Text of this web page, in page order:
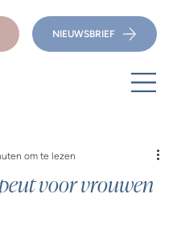
NIEUWSBRIEF
voor vrouwen
om te lezen